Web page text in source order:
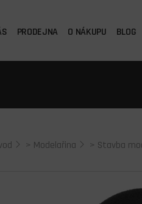
PRODEJNA O NÁKUPU BLOG
> Modelařina > Stavba